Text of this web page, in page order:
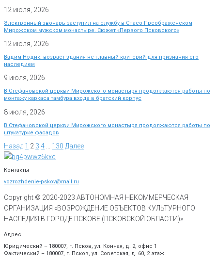
12 июля, 2026
Электронный звонарь заступил на службу в Спасо-Преображенском
Мирожском мужском монастыре. Сюжет «Первого Псковского»
12 июля, 2026
Вадим Нэдик: возраст здания не главный критерий для признания его
наследием
9 июля, 2026
В Стефановской церкви Мирожского монастыря продолжаются работы по
монтажу каркаса тамбура входа в братский корпус
8 июля, 2026
В Стефановской церкви Мирожского монастыря продолжаются работы по
штукатурке фасадов
Назад 1 2 3 4 130 Далее
Контакты
vozrozhdenie-pskov@mail.ru
Copyright © 2020-2023 АВТОНОМНАЯ НЕКОММЕРЧЕСКАЯ
ОРГАНИЗАЦИЯ «ВОЗРОЖДЕНИЕ ОБЪЕКТОВ КУЛЬТУРНОГО
НАСЛЕДИЯ В ГОРОДЕ ПСКОВЕ (ПСКОВСКОЙ ОБЛАСТИ)»
Адрес
Юридический – 180007, г. Псков, ул. Конная, д. 2, офис 1
Фактический – 180007, г. Псков, ул. Советская, д. 60, 2 этаж